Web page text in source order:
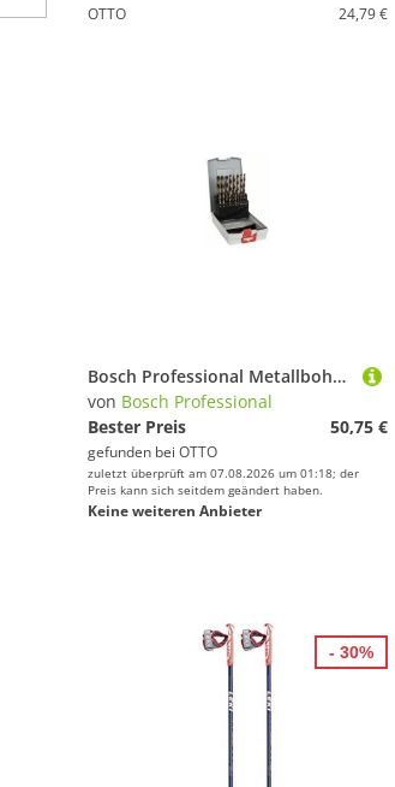
OTTO
24,79 €
Bosch Professional Metallbohrer Bosch Metallbohrer-Set HSS-Co (Cobalt-Legierung), ProBox 19-teilig DIN
von Bosch Professional
Bester Preis
50,75 €
gefunden bei OTTO
zuletzt überprüft am 07.08.2026 um 01:18; der
Preis kann sich seitdem geändert haben.
Keine weiteren Anbieter
- 30%